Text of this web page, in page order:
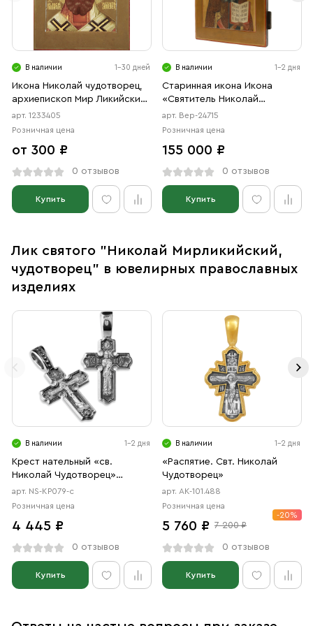
В наличии 1-30 дней
Икона Николай чудотворец,
архиепископ Мир Ликийских,
святитель (АРТ.03405)
арт. 1233405
Розничная цена
от 300 ₽
0 отзывов
Купить
В наличии 1-2 дня
Старинная икона Икона
«Святитель Николай
Чудотворец» Палехское
письмо (школа Палеха), XIX
арт. Вер-24715
Розничная цена
155 000 ₽
0 отзывов
Купить
Лик святого "Николай Мирликийский,
чудотворец" в ювелирных православных
изделиях
В наличии 1-2 дня
Крест нательный «св.
Николай Чудотворец»
серебро
арт. NS-КР079-с
Розничная цена
4 445 ₽
0 отзывов
Купить
В наличии 1-2 дня
«Распятие. Свт. Николай
Чудотворец»
арт. АК-101.488
Розничная цена
5 760 ₽ 7 200 ₽
-20%
0 отзывов
Купить